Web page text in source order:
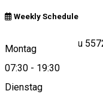
Weekly Schedule
Montag
07:30 - 19:30
Dienstag
Piața Unirii 1, Sibiu
View on map